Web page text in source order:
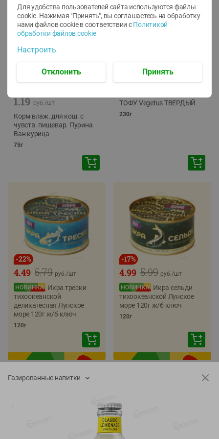
1.19 руб./шт
Корм влаж. для кош. с
чувств. пищевар. Пурина
Ван курица
75г
ТОФУ Vegetus ТВЕРДЫЙ
230г
-22%
5.79
4.49 руб./шт
Икра трески
тихоокеанской
деликатесная Лунское
море 120г ж/б ключ
120г
-17%
5.99
4.99 руб./шт
Икра сельди
тихоокеанской Лунское
море 120г ж/б ключ
120г
Газированные напитки
Для удобства пользователей сайта используются файлы
cookie. Нажимая "Принять", вы соглашаетесь на обработку
нами файлов cookie в соответствии с Политикой
обработки файлов cookie
Настроить
Отклонить Принять